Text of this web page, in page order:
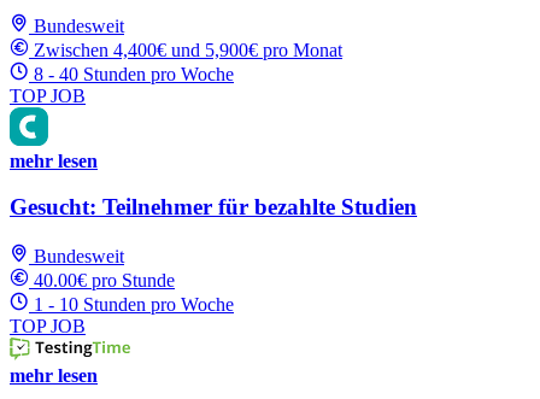
Bundesweit
Zwischen 4,400€ und 5,900€ pro Monat
8 - 40 Stunden pro Woche
TOP JOB
mehr lesen
Gesucht: Teilnehmer für bezahlte Studien
Bundesweit
40.00€ pro Stunde
1 - 10 Stunden pro Woche
TOP JOB
mehr lesen